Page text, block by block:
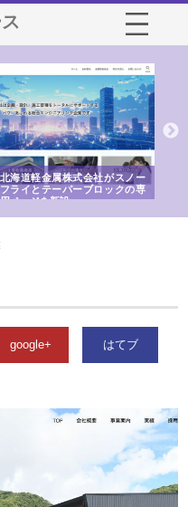
北海道軽金属株式会社がスノー
フライとテーパーブロックの専
用ページを新設
google+ はてブ